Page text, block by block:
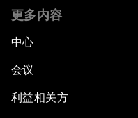
更多内容
中心
会议
利益相关方